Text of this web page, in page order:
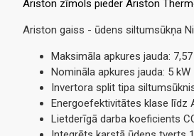
Ariston zīmols pieder Ariston
Ariston gaiss - ūdens siltumsūkņa
Maksimāla apkures jauda:
Nomināla apkures jauda: 5 kW
Invertora split tipa
Energoefektivitātes klase līdz
Lietderīgā darba koeficients